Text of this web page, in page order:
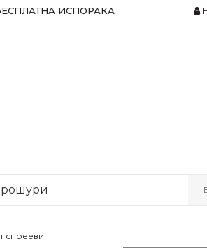
ИСПОРАКА
спрееви